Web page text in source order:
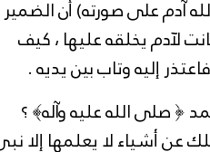
آدم على صورته) أن الضمير
لآدم يخلقه عليها ، كيف
إليه وتاب بين يديه .
صلى الله عليه وآله﴾ ؟
عن أشياء لا يعلمها إلا